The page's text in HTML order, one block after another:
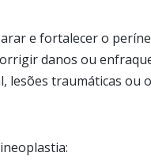
e fortalecer o
danos ou
lesões traumáticas ou